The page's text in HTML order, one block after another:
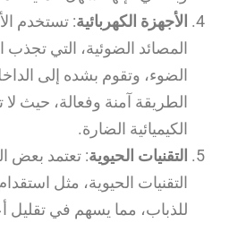
الأجهزة الكهربائية: تستخدم
المصائد الضوئية، التي تجذب
الضوء، وتقوم بشده إلى
الطريقة آمنة وفعالة، حيث لا
الكيميائية الضارة.
التقنيات الحيوية: تعتمد بعض
التقنيات الحيوية، مثل
للذباب، مما يسهم في تقليل